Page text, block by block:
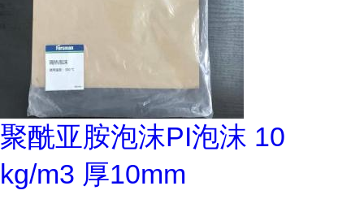
聚酰亚胺泡沫PI泡沫 10
kg/m3 厚10mm